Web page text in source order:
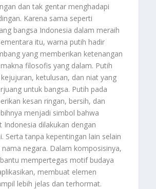
dan tak gentar menghadapi
Karena sama seperti
bangsa Indonesia dalam meraih
itu, warna putih hadir
yang memberikan ketenangan
filosofis yang dalam. Putih
ketulusan, dan niat yang
untuk bangsa. Putih pada
kesan ringan, bersih, dan
menjadi simbol bahwa
Indonesia dilakukan dengan
Serta tanpa kepentingan lain selain
negara. Dalam komposisinya,
mempertegas motif budaya
membuat elemen
lebih jelas dan terhormat.